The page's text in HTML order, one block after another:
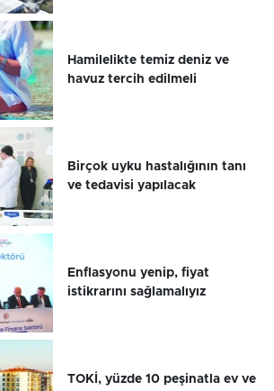
Hamilelikte temiz deniz ve
havuz tercih edilmeli
Birçok uyku hastalığının tanı
ve tedavisi yapılacak
Enflasyonu yenip, fiyat
istikrarını sağlamalıyız
TOKİ, yüzde 10 peşinatla ev ve